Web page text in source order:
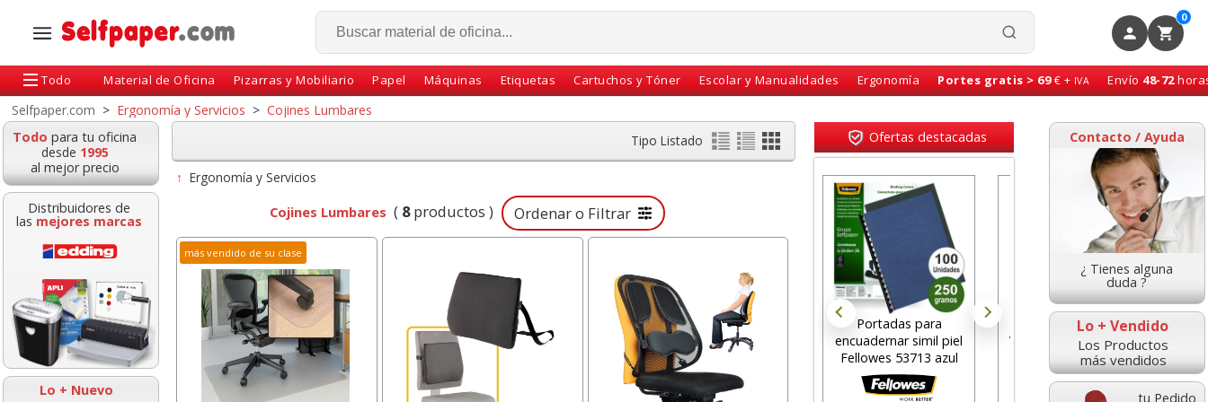
0
Todo Material de Oficina Pizarras y Mobiliario Papel Máquinas Etiquetas Cartuchos y Tóner Escolar y Manualidades Ergonomía Portes gratis > 69€ + IVA Envío 48-72
Selfpaper.com > Ergonomía y Servicios > Cojines Lumbares
Todo para tu oficina
desde 1995
al mejor precio
Distribuidores de
las mejores marcas
Lo + Nuevo
Contacto / Ayuda
¿ Tienes alguna
duda ?
Lo + Vendido
Los Productos
más vendidos
tu Pedido
Tipo Listado
↑Ergonomía y Servicios
Cojines Lumbares ( 8productos ) Ordenar o Filtrar
más vendido de su clase
Ofertas destacadas
Alfombrilla Raton
Memory
Foam Fellowes
Fundas multitaladro
Folio BASIK ECO, 50
micras económicas
Soporte para monitor
Giratorio 45 Grados -
Fellowes
Boligrafo para regalar
Pelikan Classic Jazz
Portadas para
encuadernar simil piel
Fellowes 53713 azul
Alfombrilla Raton
Viscoelastica Memory
Foam Fellowes
Fundas multitaladro
Folio BASIK ECO, 50
micras económicas